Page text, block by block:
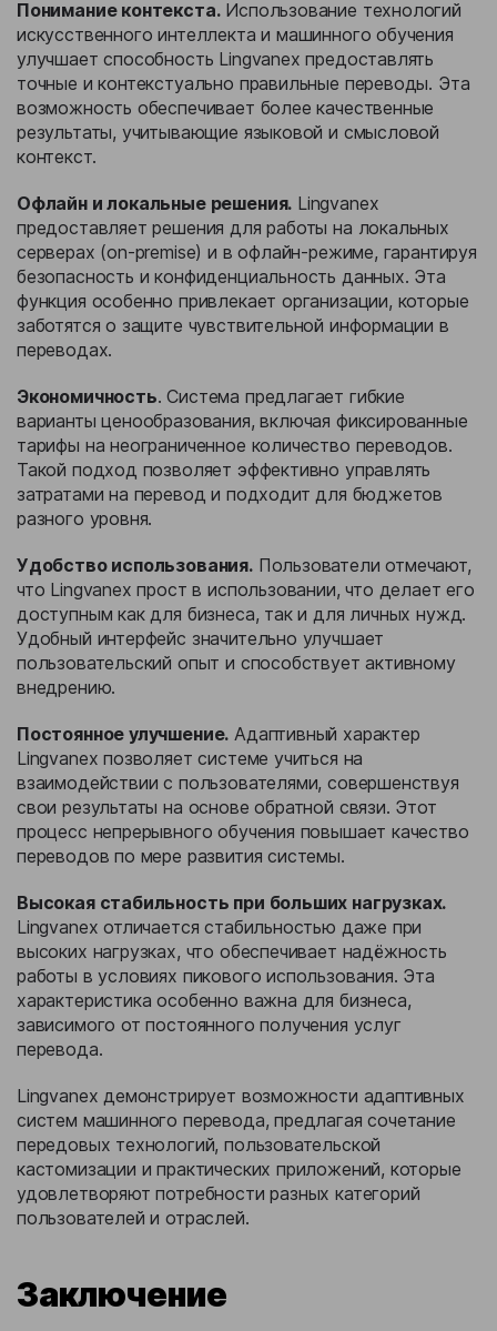
Понимание контекста.Использование технологий
искусственного интеллекта и машинного обучения
улучшает способность Lingvanex предоставлять
точные и контекстуально правильные переводы. Эта
возможность обеспечивает более качественные
результаты, учитывающие языковой и смысловой
контекст.
Офлайн и локальные решения. Lingvanex
предоставляет решения для работы на локальных
серверах (on-premise) и в офлайн-режиме, гарантируя
безопасность и конфиденциальность данных. Эта
функция особенно привлекает организации, которые
заботятся о защите чувствительной информации в
переводах.
Экономичность. Система предлагает гибкие
варианты ценообразования, включая фиксированные
тарифы на неограниченное количество переводов.
Такой подход позволяет эффективно управлять
затратами на перевод и подходит для бюджетов
разного уровня.
Удобство использования.Пользователи отмечают,
что Lingvanex прост в использовании, что делает его
доступным как для бизнеса, так и для личных нужд.
Удобный интерфейс значительно улучшает
пользовательский опыт и способствует активному
внедрению.
Постоянное улучшение. Адаптивный характер
Lingvanex позволяет системе учиться на
взаимодействии с пользователями, совершенствуя
свои результаты на основе обратной связи. Этот
процесс непрерывного обучения повышает качество
переводов по мере развития системы.
Высокая стабильность при больших нагрузках.
Lingvanex отличается стабильностью даже при
высоких нагрузках, что обеспечивает надёжность
работы в условиях пикового использования. Эта
характеристика особенно важна для бизнеса,
зависимого от постоянного получения услуг
перевода.
Lingvanex демонстрирует возможности адаптивных
систем машинного перевода, предлагая сочетание
передовых технологий, пользовательской
кастомизации и практических приложений, которые
удовлетворяют потребности разных категорий
пользователей и отраслей.
Заключение